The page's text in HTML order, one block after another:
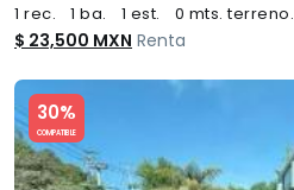
1 rec. 1 ba. 1 est. 0 mts. terreno.
$ 23,500 MXN Renta
30%
COMPATIBLE
Slide 1 of 5